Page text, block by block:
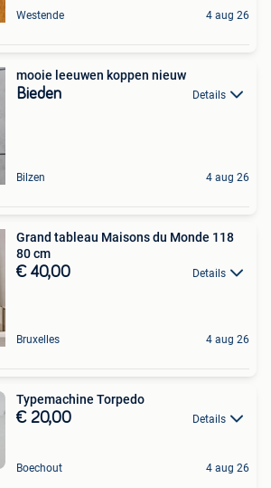
Westende 4 aug 26
mooie leeuwen koppen nieuw
Bieden Details
Bilzen 4 aug 26
Grand tableau Maisons du Monde 118
80 cm
€ 40,00 Details
Bruxelles 4 aug 26
Typemachine Torpedo
€ 20,00 Details
Boechout 4 aug 26